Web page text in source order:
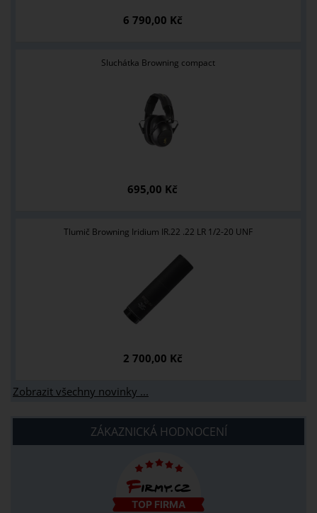
6 790,00 Kč
Sluchátka Browning compact
695,00 Kč
Tlumič Browning Iridium IR.22 .22 LR 1/2-20 UNF
2 700,00 Kč
Zobrazit všechny novinky ...
ZÁKAZNICKÁ HODNOCENÍ